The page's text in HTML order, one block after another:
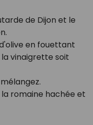
de Dijon et le
en fouettant
vinaigrette soit
romaine hachée et